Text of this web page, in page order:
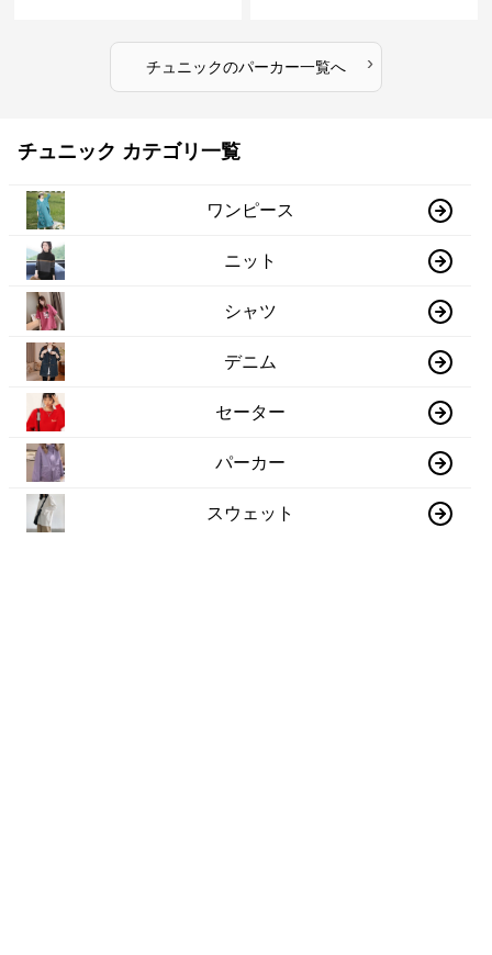
チュニックのパーカー一覧へ ›
チュニック カテゴリ一覧
ワンピース
ニット
シャツ
デニム
セーター
パーカー
スウェット